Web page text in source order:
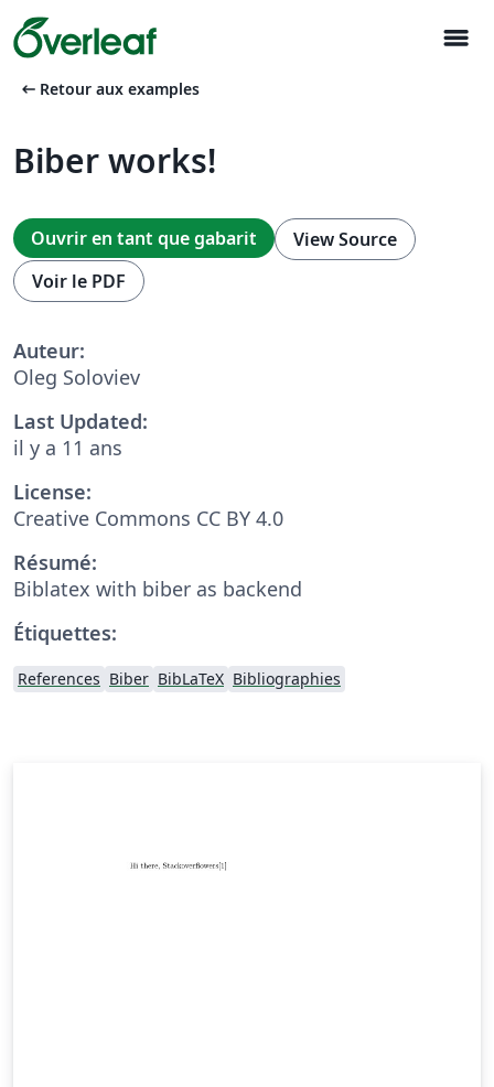
menu
arrow_left_alt Retour aux examples
Biber works!
Ouvrir en tant que gabarit
View Source
Voir le PDF
Auteur:
Oleg Soloviev
Last Updated:
il y a 11 ans
License:
Creative Commons CC BY 4.0
Résumé:
Biblatex with biber as backend
Étiquettes:
References Biber BibLaTeX Bibliographies